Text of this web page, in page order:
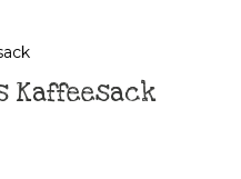
Kaffeesack